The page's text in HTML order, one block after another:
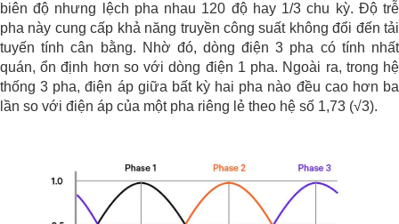
biên độ nhưng lệch pha nhau 120 độ hay 1/3 chu kỳ. Độ trễ
pha này cung cấp khả năng truyền công suất không đổi đến tải
tuyến tính cân bằng. Nhờ đó, dòng điện 3 pha có tính nhất
quán, ổn định hơn so với dòng điện 1 pha. Ngoài ra, trong hệ
thống 3 pha, điện áp giữa bất kỳ hai pha nào đều cao hơn ba
lần so với điện áp của một pha riêng lẻ theo hệ số 1,73 (√3).